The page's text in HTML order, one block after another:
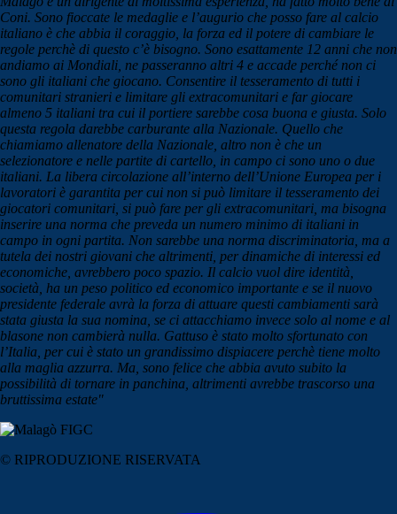
Coni. Sono fioccate le medaglie e l’augurio che posso fare al calcio
italiano è che abbia il coraggio, la forza ed il potere di cambiare le
regole perchè di questo c’è bisogno. Sono esattamente 12 anni che non
andiamo ai Mondiali, ne passeranno altri 4 e accade perché non ci
sono gli italiani che giocano. Consentire il tesseramento di tutti i
comunitari stranieri e limitare gli extracomunitari e far giocare
almeno 5 italiani tra cui il portiere sarebbe cosa buona e giusta. Solo
questa regola darebbe carburante alla Nazionale. Quello che
chiamiamo allenatore della Nazionale, altro non è che un
selezionatore e nelle partite di cartello, in campo ci sono uno o due
italiani. La libera circolazione all’interno dell’Unione Europea per i
lavoratori è garantita per cui non si può limitare il tesseramento dei
giocatori comunitari, si può fare per gli extracomunitari, ma bisogna
inserire una norma che preveda un numero minimo di italiani in
campo in ogni partita. Non sarebbe una norma discriminatoria, ma a
tutela dei nostri giovani che altrimenti, per dinamiche di interessi ed
economiche, avrebbero poco spazio. Il calcio vuol dire identità,
società, ha un peso politico ed economico importante e se il nuovo
presidente federale avrà la forza di attuare questi cambiamenti sarà
stata giusta la sua nomina, se ci attacchiamo invece solo al nome e al
blasone non cambierà nulla. Gattuso è stato molto sfortunato con
l’Italia, per cui è stato un grandissimo dispiacere perchè tiene molto
alla maglia azzurra. Ma, sono felice che abbia avuto subito la
possibilità di tornare in panchina, altrimenti avrebbe trascorso una
bruttissima estate"
© RIPRODUZIONE RISERVATA